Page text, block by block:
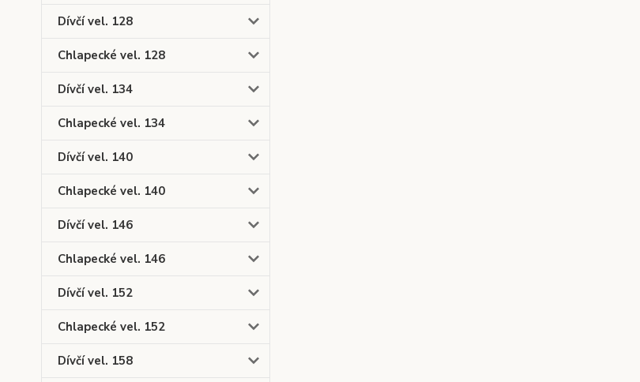
Dívčí vel. 128
Chlapecké vel. 128
Dívčí vel. 134
Chlapecké vel. 134
Dívčí vel. 140
Chlapecké vel. 140
Dívčí vel. 146
Chlapecké vel. 146
Dívčí vel. 152
Chlapecké vel. 152
Dívčí vel. 158